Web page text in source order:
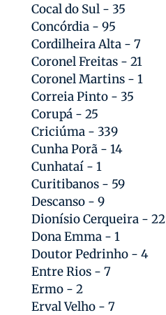
Cocal do Sul - 35
Concórdia - 95
Cordilheira Alta - 7
Coronel Freitas - 21
Coronel Martins - 1
Correia Pinto - 35
Corupá - 25
Criciúma - 339
Cunha Porã - 14
Cunhataí - 1
Curitibanos - 59
Descanso - 9
Dionísio Cerqueira - 22
Dona Emma - 1
Doutor Pedrinho - 4
Entre Rios - 7
Ermo - 2
Erval Velho - 7